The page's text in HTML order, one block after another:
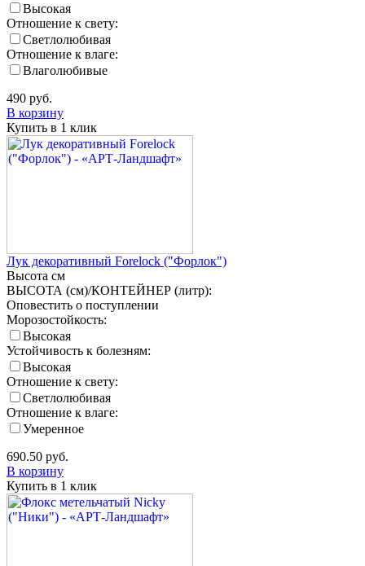
Высокая
Отношение к свету:
Светлолюбивая
Отношение к влаге:
Влаголюбивые
490 руб.
В корзину
Купить в 1 клик
Лук декоративный Forelock ("Форлок")
Высота см
ВЫСОТА (см)/КОНТЕЙНЕР (литр):
Оповестить о поступлении
Морозостойкость:
Высокая
Устойчивость к болезням:
Высокая
Отношение к свету:
Светлолюбивая
Отношение к влаге:
Умеренное
690.50 руб.
В корзину
Купить в 1 клик